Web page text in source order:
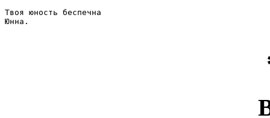
Твоя юность беспечна
Юнна.